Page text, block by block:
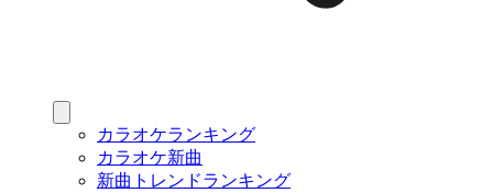
カラオケランキング
カラオケ新曲
新曲トレンドランキング